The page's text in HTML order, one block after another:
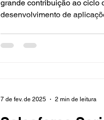
grande contribuição ao ciclo
desenvolvimento de
7 de fev. de 2025 2 min de leitura